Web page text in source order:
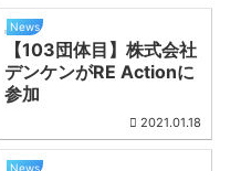
News
【103団体目】株式会社
デンケンがRE Actionに
参加
2021.01.18
News